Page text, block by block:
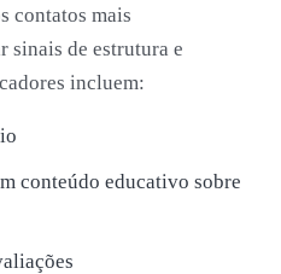
contatos mais
sinais de estrutura e
incluem:
conteúdo educativo sobre